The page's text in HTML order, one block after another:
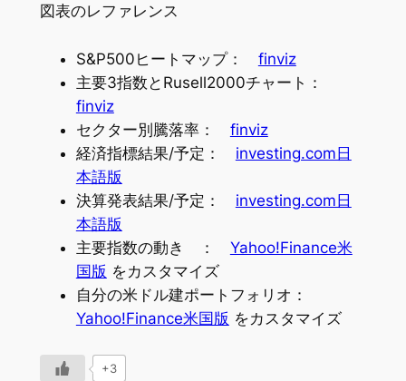
図表のレファレンス
S&P500ヒートマップ： finviz
主要3指数とRusell2000チャート：
finviz
セクター別騰落率： finviz
経済指標結果/予定： investing.com日
本語版
決算発表結果/予定： investing.com日
本語版
主要指数の動き ： Yahoo!Finance米
国版 をカスタマイズ
自分の米ドル建ポートフォリオ：
Yahoo!Finance米国版 をカスタマイズ
+3